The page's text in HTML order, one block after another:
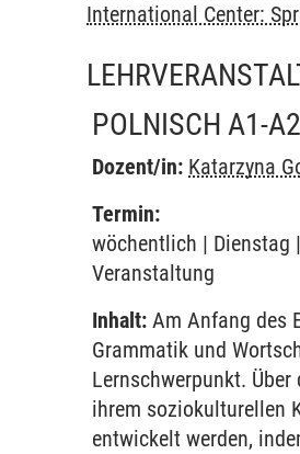
International Center:
POLNISCH A1-A2
Dozent/in: Katarzyna
Termin:
wöchentlich | Dienstag
Veranstaltung
Inhalt: Am Anfang des
Grammatik und
Lernschwerpunkt.
ihrem soziokulturellen
entwickelt werden,